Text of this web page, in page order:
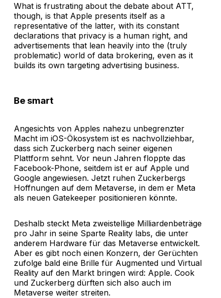
What is frustrating about the debate about ATT,
though, is that Apple presents itself as a
representative of the latter, with its constant
declarations that privacy is a human right, and
advertisements that lean heavily into the (truly
problematic) world of data brokering, even as it
builds its own targeting advertising business.
Be smart
Angesichts von Apples nahezu unbegrenzter
Macht im iOS-Ökosystem ist es nachvollziehbar,
dass sich Zuckerberg nach seiner eigenen
Plattform sehnt. Vor neun Jahren floppte das
Facebook-Phone, seitdem ist er auf Apple und
Google angewiesen. Jetzt ruhen Zuckerbergs
Hoffnungen auf dem Metaverse, in dem er Meta
als neuen Gatekeeper positionieren könnte.
Deshalb steckt Meta zweistellige Milliardenbeträge
pro Jahr in seine Sparte Reality labs, die unter
anderem Hardware für das Metaverse entwickelt.
Aber es gibt noch einen Konzern, der Gerüchten
zufolge bald eine Brille für Augmented und Virtual
Reality auf den Markt bringen wird: Apple. Cook
und Zuckerberg dürften sich also auch im
Metaverse weiter streiten.